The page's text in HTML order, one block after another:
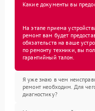
Какие документы вы
На этапе приема
ремонт вам будет
обязательств на ваше
по ремонту техники, вы
гарантийный талон.
Я уже знаю в чем
ремонт необходим. Для
диагностику?